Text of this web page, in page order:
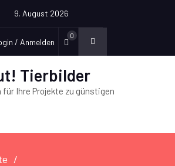
9. August 2026
/ Anmelden
0
Tierbilder
Ihre Projekte zu günstigen